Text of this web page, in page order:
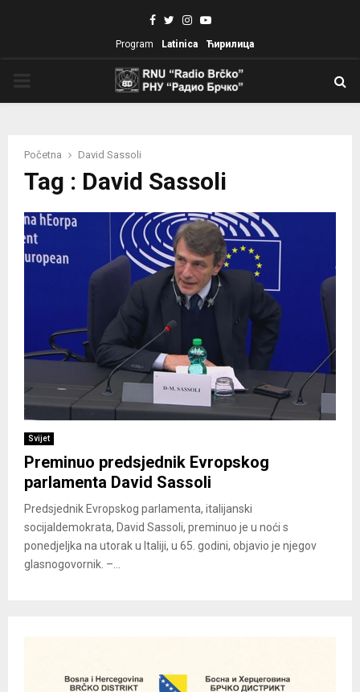
Facebook
TwitterInstagram
Youtube
Program Latinica Ћирилица
Početna David Sassoli
Tag : David Sassoli
Svijet
Preminuo predsjednik Evropskog
parlamenta David Sassoli
Predsjednik Evropskog parlamenta, italijanski
socijaldemokrata, David Sassoli, preminuo je u noći s
ponedjeljka na utorak u Italiji, u 65. godini, objavio je njegov
glasnogovornik. –...